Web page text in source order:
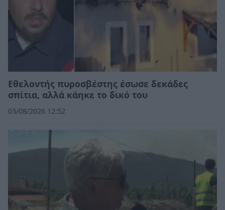
Εθελοντής πυροσβέστης έσωσε δεκάδες
σπίτια, αλλά κάηκε το δικό του
03/08/2026 12:52